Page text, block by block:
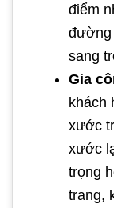
điểm
đường
sang
Gia
khách
xước
xước
trọng
trang,